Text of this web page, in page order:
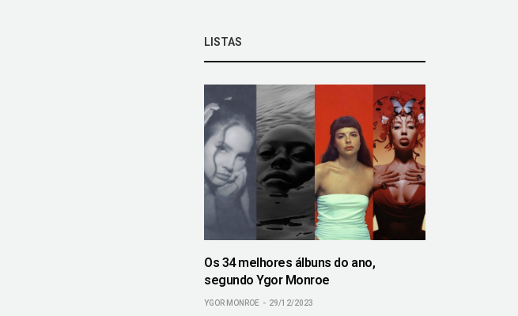
LISTAS
Os 34 melhores álbuns do ano,
segundo Ygor Monroe
YGOR MONROE 29/12/2023